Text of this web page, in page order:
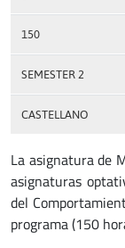
150
SEMESTER 2
CASTELLANO
La asignatura de
asignaturas
del
programa (150